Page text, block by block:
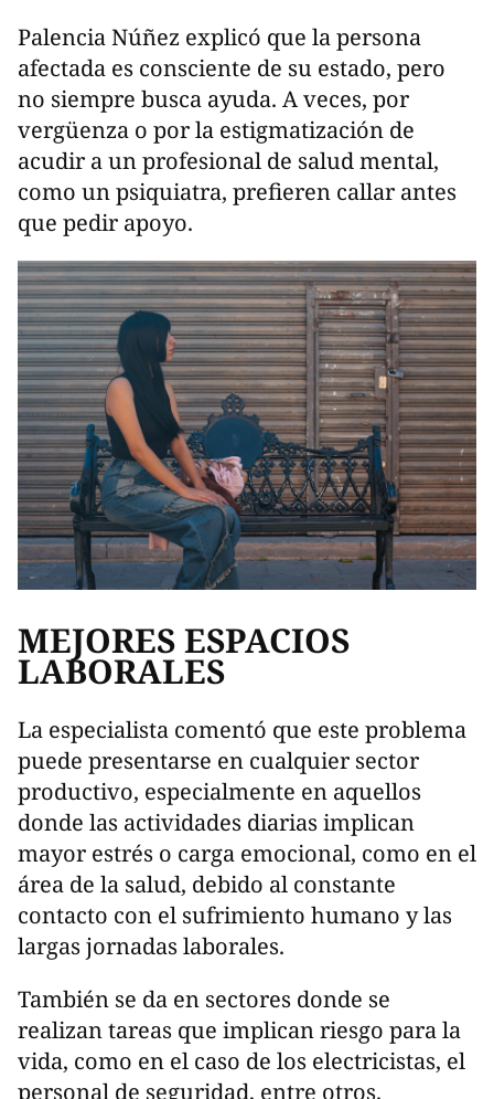
Palencia Núñez explicó que la persona
afectada es consciente de su estado, pero
no siempre busca ayuda. A veces, por
vergüenza o por la estigmatización de
acudir a un profesional de salud mental,
como un psiquiatra, prefieren callar antes
que pedir apoyo.
MEJORES ESPACIOS
LABORALES
La especialista comentó que este problema
puede presentarse en cualquier sector
productivo, especialmente en aquellos
donde las actividades diarias implican
mayor estrés o carga emocional, como en el
área de la salud, debido al constante
contacto con el sufrimiento humano y las
largas jornadas laborales.
También se da en sectores donde se
realizan tareas que implican riesgo para la
vida, como en el caso de los electricistas, el
personal de seguridad, entre otros.